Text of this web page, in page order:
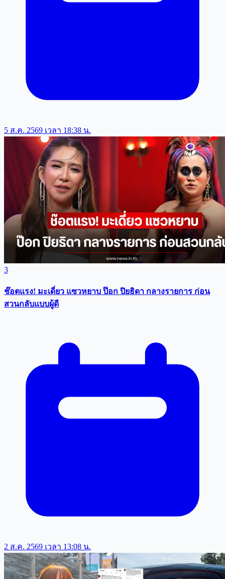
5 ส.ค. 2569 เวลา 18:38 น.
3
ช๊อตแรง! มะเดี่ยว แซวหยาบ ป๊อก ปิยธิดา กลางรายการ ก่อน
สวนกลับแบบผู้ดี
2 ส.ค. 2569 เวลา 13:08 น.